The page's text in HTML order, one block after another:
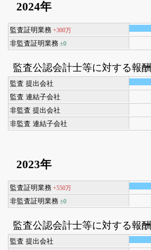
2024年
監査証明業務+300万
非監査証明業務±0
監査公認会計士等に対する報酬
監査 提出会社
監査 連結子会社
非監査 提出会社
非監査 連結子会社
2023年
監査証明業務+550万
非監査証明業務±0
監査公認会計士等に対する報酬
監査 提出会社